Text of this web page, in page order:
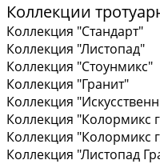
Коллекции
Коллекция "Стандарт"
Коллекция "Листопад"
Коллекция "Стоунмикс"
Коллекция "Гранит"
Коллекция
Коллекция "Колормикс
Коллекция "Колормикс
Коллекция "Листопад